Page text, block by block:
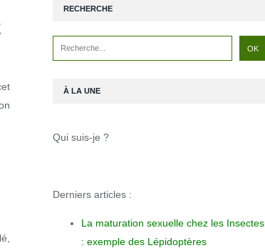
RECHERCHE
À LA UNE
Qui suis-je ?
Derniers articles :
La maturation sexuelle chez les Insectes
: exemple des Lépidoptères